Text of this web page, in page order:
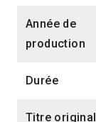
Année de
production
Durée
Titre original